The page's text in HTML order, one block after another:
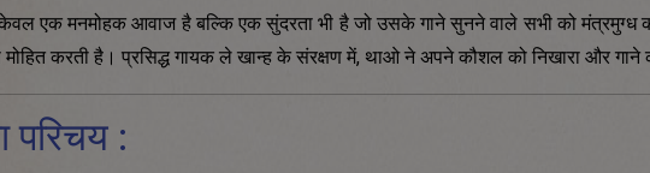
एक मनमोहक आवाज है बल्कि एक सुंदरता भी है जो उसके गाने सुनने वाले सभी को मंत्रमुग्ध
मोहित करती है। प्रसिद्ध गायक ले खान्ह के संरक्षण में, थाओ ने अपने कौशल को निखारा और
परिचय :